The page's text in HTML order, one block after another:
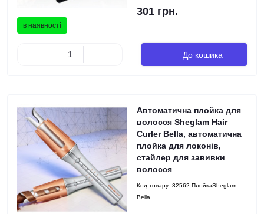
в наявності
301 грн.
До кошика
Автоматична плойка для
волосся Sheglam Hair
Curler Bella, автоматична
плойка для локонів,
стайлер для завивки
волосся
Код товару: 32562 ПлойкаSheglam
Bella